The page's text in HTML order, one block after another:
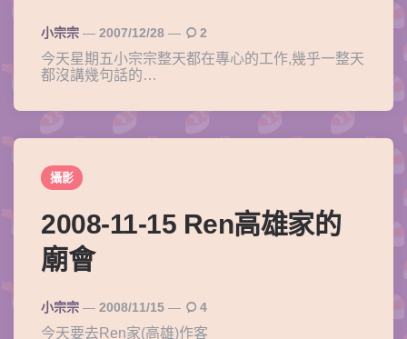
Posted
小宗宗 2007/12/28 2
今天星期五小宗宗整天都在專心的工作,幾乎一整天
都沒講幾句話的…
攝影
2008-11-15 Ren高雄家的
廟會
Posted
小宗宗 2008/11/15 4
今天要去Ren家(高雄)作客